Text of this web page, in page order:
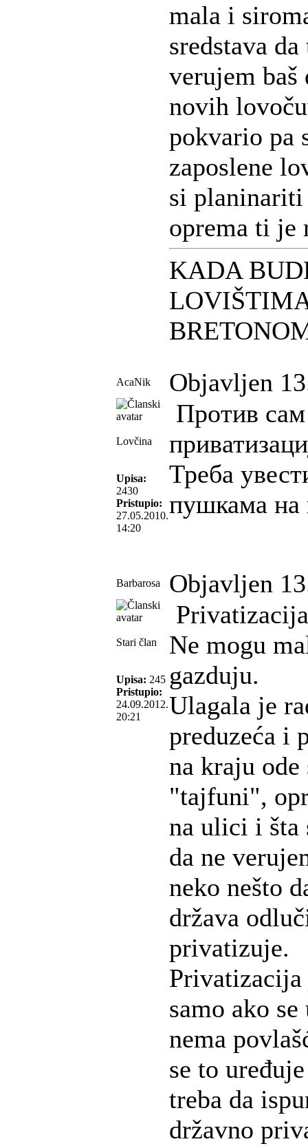
mala i
sredstava
verujem
novih
pokvario pa
zaposlene
si planinariti
oprema ti je
KADA
AcaNik Objavljen
Lovčina
Upisa:
2430
Pristupio:
27.05.2010.
14:20
Против
Треба
пушкама на
Barbarosa Objavljen
Stari član
Upisa: 245
Pristupio:
24.09.2012.
20:21
Ne mogu
gazduju.
Ulagala je
preduzeća i
na kraju ode
"tajfuni",
na ulici i šta
da ne
neko nešto
država
privatizuje.
Privatizacija
samo ako
nema
se to
treba da
državno